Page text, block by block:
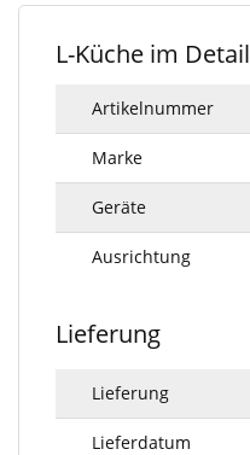
L-Küche im Detail
Artikelnummer
Marke
Geräte
Ausrichtung
Lieferung
Lieferung
Lieferdatum